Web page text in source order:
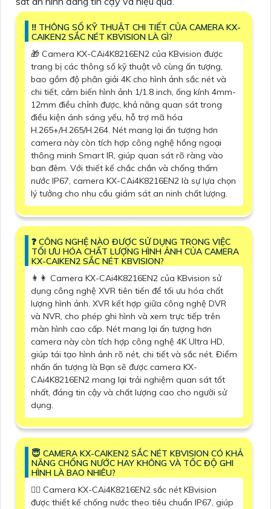
‼️ THÔNG SỐ KỸ THUẬT CHI TIẾT CỦA CAMERA KX-
CAIKEN2 SẮC NÉT KBVISION LÀ GÌ?
🎁 Camera KX-CAi4K8216EN2 của KBvision được
trang bị các thông số kỹ thuật vô cùng ấn tượng,
bao gồm độ phân giải 4K cho hình ảnh sắc nét và
chi tiết, cảm biến hình ảnh 1/1.8 inch, ống kính 4mm-
12mm điều chỉnh được, khả năng quan sát trong
điều kiện ánh sáng yếu, hỗ trợ mã hóa
H.265+/H.265/H.264. Nét mang lại ấn tượng hơn
camera này còn tích hợp công nghệ hồng ngoại
thông minh Smart IR, giúp quan sát rõ ràng vào
ban đêm. Với thiết kế chắc chắn và chống thấm
nước IP67, camera KX-CAi4K8216EN2 là sự lựa chọn
lý tưởng cho nhu cầu giám sát an ninh chất lượng.
️❓ CÔNG NGHỆ NÀO ĐƯỢC SỬ DỤNG TRONG VIỆC
TỐI ƯU HÓA CHẤT LƯỢNG HÌNH ẢNH CỦA CAMERA
KX-CAIKEN2 SẮC NÉT KBVISION?
️👩‍👩 Camera KX-CAi4K8216EN2 của KBvision sử
dụng công nghệ XVR tiên tiến để tối ưu hóa chất
lượng hình ảnh. XVR kết hợp giữa công nghệ DVR
và NVR, cho phép ghi hình và xem trực tiếp trên
màn hình cao cấp. Nét mang lại ấn tượng hơn
camera này còn tích hợp công nghệ 4K Ultra HD,
giúp tái tạo hình ảnh rõ nét, chi tiết và sắc nét. Điểm
nhấn ấn tượng là Bạn sẽ được camera KX-
CAi4K8216EN2 mang lại trải nghiệm quan sát tốt
nhất, đáng tin cậy và chất lượng cao cho người sử
dụng.
😇 CAMERA KX-CAIKEN2 SẮC NÉT KBVISION CÓ KHẢ
NĂNG CHỐNG NƯỚC HAY KHÔNG VÀ TỐC ĐỘ GHI
HÌNH LÀ BAO NHIÊU?
❤️‍💋‍ Camera KX-CAi4K8216EN2 sắc nét KBvision
được thiết kế chống nước theo tiêu chuẩn IP67, giúp